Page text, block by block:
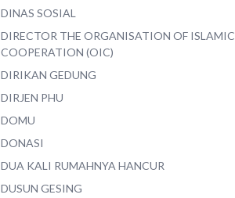
DINAS SOSIAL
DIRECTOR THE ORGANISATION OF ISLAMIC
COOPERATION (OIC)
DIRIKAN GEDUNG
DIRJEN PHU
DOMU
DONASI
DUA KALI RUMAHNYA HANCUR
DUSUN GESING